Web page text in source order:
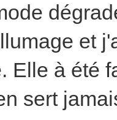
et
Elle à été
sert